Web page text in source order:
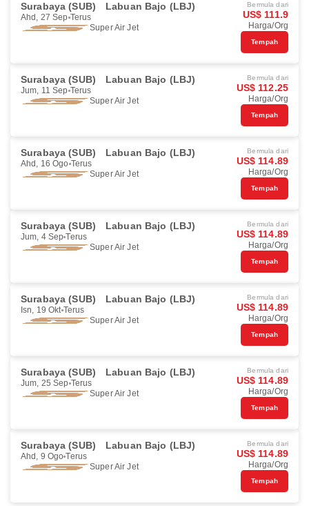
Surabaya (SUB) Labuan Bajo (LBJ)
Ahd, 27 Sep Terus
Super Air Jet
Bermula dari
US$ 111.9
Harga/Org
Tempah
Surabaya (SUB) Labuan Bajo (LBJ)
Jum, 11 Sep Terus
Super Air Jet
Bermula dari
US$ 112.25
Harga/Org
Tempah
Surabaya (SUB) Labuan Bajo (LBJ)
Ahd, 16 Ogo Terus
Super Air Jet
Bermula dari
US$ 114.89
Harga/Org
Tempah
Surabaya (SUB) Labuan Bajo (LBJ)
Jum, 4 Sep Terus
Super Air Jet
Bermula dari
US$ 114.89
Harga/Org
Tempah
Surabaya (SUB) Labuan Bajo (LBJ)
Isn, 19 Okt Terus
Super Air Jet
Bermula dari
US$ 114.89
Harga/Org
Tempah
Surabaya (SUB) Labuan Bajo (LBJ)
Jum, 25 Sep Terus
Super Air Jet
Bermula dari
US$ 114.89
Harga/Org
Tempah
Surabaya (SUB) Labuan Bajo (LBJ)
Ahd, 9 Ogo Terus
Super Air Jet
Bermula dari
US$ 114.89
Harga/Org
Tempah